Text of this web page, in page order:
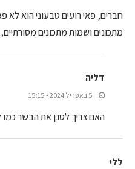
חברים, פאי רועים טבעוני הוא לא
מתכונים ושמות מתכונים
דליה
5 באפריל 2024 - 15:15
האם צריך לסנן את הבשר כמו
ללי